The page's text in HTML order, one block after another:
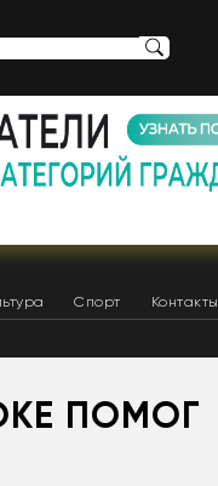
Спорт Контакты
ПОМОГ